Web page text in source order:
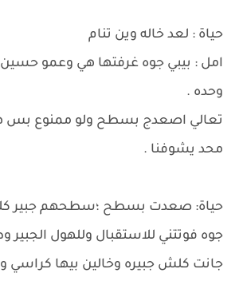
حياة : لعد خاله وين تنام
امل : بيبي جوه غرفتها هي وعمو حسين
وحده .
تعالي اصعدج بسطح ولو ممنوع بس
محد يشوفنا .
حياة: صعدت بسطح ؛سطحهم جبير
جوه فوتتني للاستقبال وللهول الجبير
جانت كلش جبيره وخالين بيها كراسي